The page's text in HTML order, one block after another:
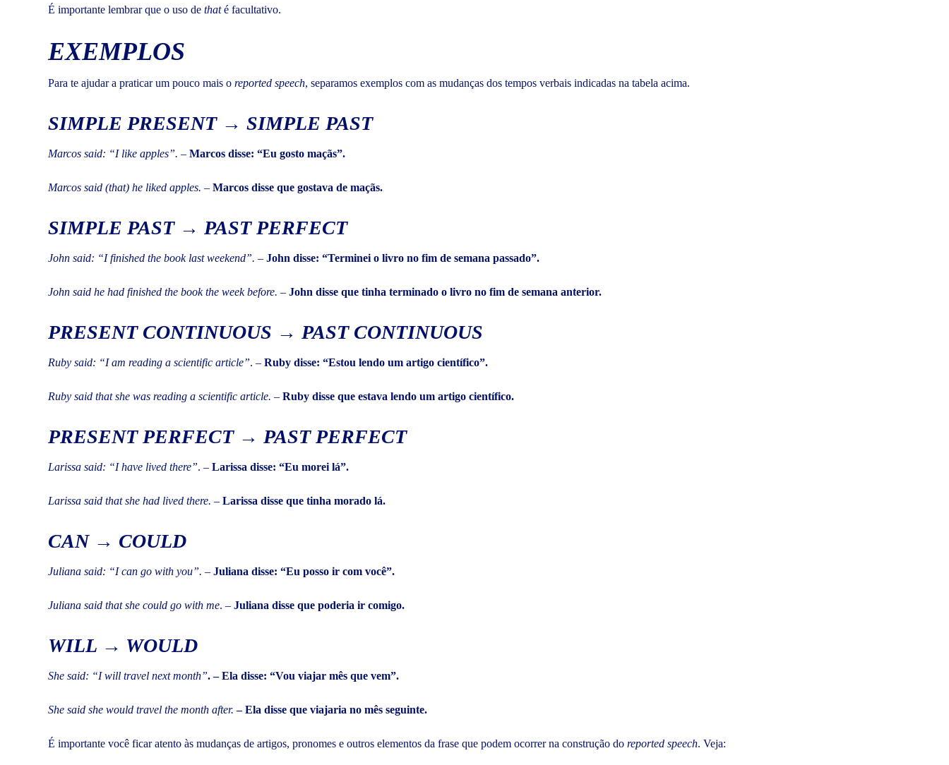
É importante lembrar que o uso de thaté facultativo.
EXEMPLOS
Para te ajudar a praticar um pouco mais o reported speech, separamos exemplos com as mudanças dos tempos verbais indicadas na tabela acima.
SIMPLE PRESENT → SIMPLE PAST
Marcos said: “I like apples”. – Marcos disse: “Eu gosto maçãs”.
Marcos said (that) he liked apples. – Marcos disse que gostava de maçãs.
SIMPLE PAST → PAST PERFECT
John said: “I finished the book last weekend”. – John disse: “Terminei o livro no fim de semana passado”.
John said he had finished the book the week before. – John disse que tinha terminado o livro no fim de semana anterior.
PRESENT CONTINUOUS → PAST CONTINUOUS
Ruby said: “I am reading a scientific article”. – Ruby disse: “Estou lendo um artigo científico”.
Ruby said that she was reading a scientific article. – Ruby disse que estava lendo um artigo científico.
PRESENT PERFECT → PAST PERFECT
Larissa said: “I have lived there”. – Larissa disse: “Eu morei lá”.
Larissa said that she had lived there. – Larissa disse que tinha morado lá.
CAN → COULD
Juliana said: “I can go with you”. – Juliana disse: “Eu posso ir com você”.
Juliana said that she could go with me. – Juliana disse que poderia ir comigo.
WILL → WOULD
She said: “I will travel next month”. – Ela disse: “Vou viajar mês que vem”.
She said she would travel the month after. – Ela disse que viajaria no mês seguinte.
É importante você ficar atento às mudanças de artigos, pronomes e outros elementos da frase que podem ocorrer na construção do reported speech. Veja: